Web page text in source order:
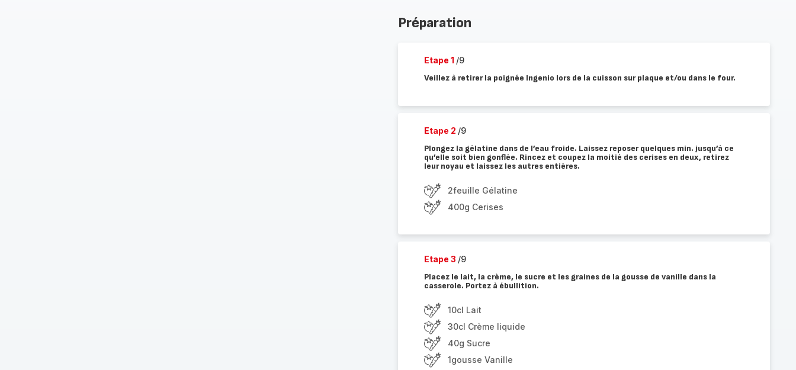
Préparation
Etape 1 /9
Veillez à retirer la poignée Ingenio lors de la cuisson sur plaque et/ou dans le four.
Etape 2 /9
Plongez la gélatine dans de l’eau froide. Laissez reposer quelques min. jusqu’à ce
qu’elle soit bien gonflée. Rincez et coupez la moitié des cerises en deux, retirez
leur noyau et laissez les autres entières.
2feuille Gélatine
400g Cerises
Etape 3 /9
Placez le lait, la crème, le sucre et les graines de la gousse de vanille dans la
casserole. Portez à ébullition.
10cl Lait
30cl Crème liquide
40g Sucre
1gousse Vanille